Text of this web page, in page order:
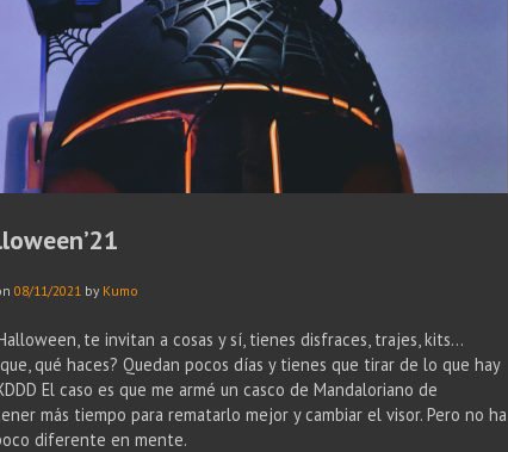
08/11/2021by Kumo
te invitan a cosas y sí, tienes disfraces, trajes, kits…
qué haces? Quedan pocos días y tienes que tirar de lo que hay
El caso es que me armé un casco de Mandaloriano de
más tiempo para rematarlo mejor y cambiar el visor. Pero no ha
diferente en mente.